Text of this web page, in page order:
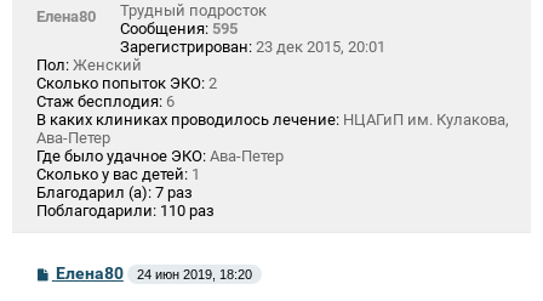
Елена80
Трудный подросток
Сообщения: 595
Зарегистрирован: 23 дек 2015, 20:01
Пол: Женский
Сколько попыток ЭКО: 2
Стаж бесплодия: 6
В каких клиниках проводилось лечение: НЦАГиП им. Кулакова,
Ава-Петер
Где было удачное ЭКО: Ава-Петер
Сколько у вас детей: 1
Благодарил (а): 7 раз
Поблагодарили: 110 раз
СЕлена80 24 июн 2019, 18:20